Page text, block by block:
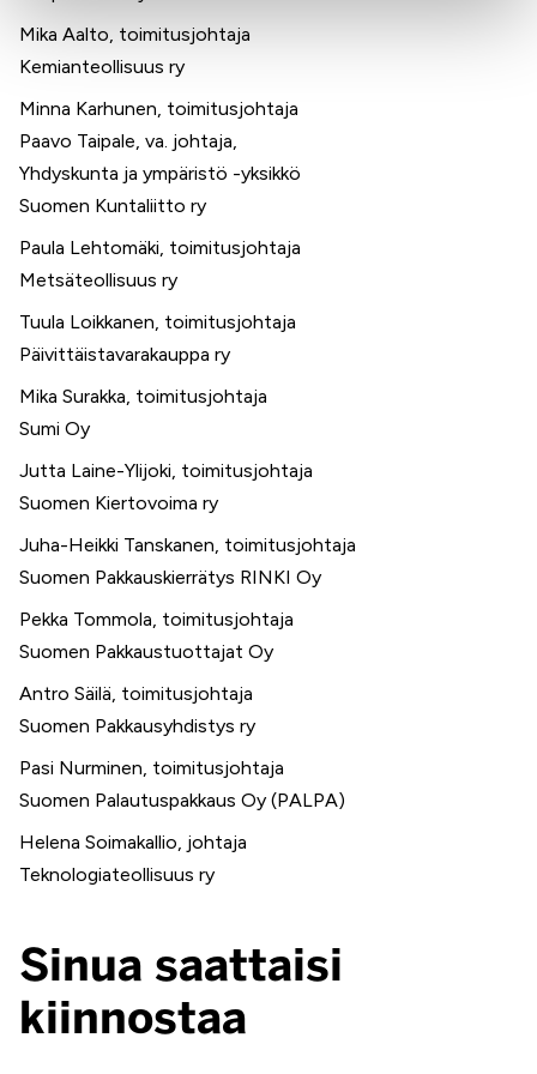
Mika Aalto, toimitusjohtaja
Kemianteollisuus ry
Minna Karhunen, toimitusjohtaja
Paavo Taipale, va. johtaja,
Yhdyskunta ja ympäristö -yksikkö
Suomen Kuntaliitto ry
Paula Lehtomäki, toimitusjohtaja
Metsäteollisuus ry
Tuula Loikkanen, toimitusjohtaja
Päivittäistavarakauppa ry
Mika Surakka, toimitusjohtaja
Sumi Oy
Jutta Laine-Ylijoki, toimitusjohtaja
Suomen Kiertovoima ry
Juha-Heikki Tanskanen, toimitusjohtaja
Suomen Pakkauskierrätys RINKI Oy
Pekka Tommola, toimitusjohtaja
Suomen Pakkaustuottajat Oy
Antro Säilä, toimitusjohtaja
Suomen Pakkausyhdistys ry
Pasi Nurminen, toimitusjohtaja
Suomen Palautuspakkaus Oy (PALPA)
Helena Soimakallio, johtaja
Teknologiateollisuus ry
Sinua saattaisi
kiinnostaa